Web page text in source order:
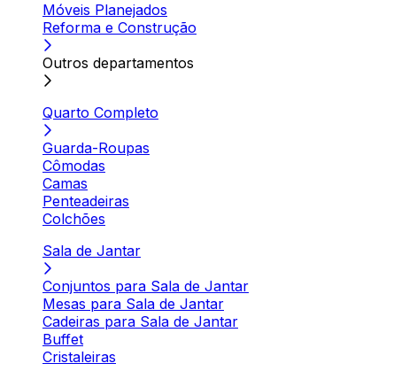
Móveis Planejados
Reforma e Construção
Outros departamentos
Quarto Completo
Guarda-Roupas
Cômodas
Camas
Penteadeiras
Colchões
Sala de Jantar
Conjuntos para Sala de Jantar
Mesas para Sala de Jantar
Cadeiras para Sala de Jantar
Buffet
Cristaleiras